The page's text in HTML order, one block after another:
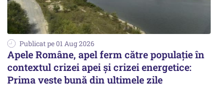
Publicat pe 01 Aug 2026
Apele Române, apel ferm către populație în
contextul crizei apei și crizei energetice:
Prima veste bună din ultimele zile